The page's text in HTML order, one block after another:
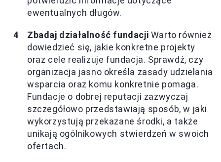
ewentualnych długów.
Zbadaj działalność fundacji Warto również
dowiedzieć się, jakie konkretne projekty
oraz cele realizuje fundacja. Sprawdź, czy
organizacja jasno określa zasady udzielania
wsparcia oraz komu konkretnie pomaga.
Fundacje o dobrej reputacji zazwyczaj
szczegółowo przedstawiają sposób, w jaki
wykorzystują przekazane środki, a także
unikają ogólnikowych stwierdzeń w swoich
ofertach.